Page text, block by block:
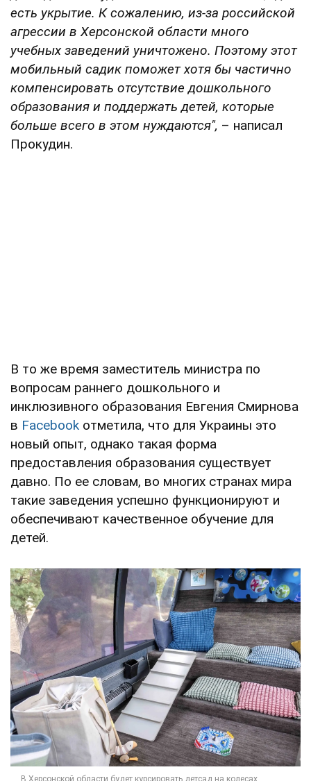
есть укрытие. К сожалению, из-за российской
агрессии в Херсонской области много
учебных заведений уничтожено. Поэтому этот
мобильный садик поможет хотя бы частично
компенсировать отсутствие дошкольного
образования и поддержать детей, которые
больше всего в этом нуждаются", – написал
Прокудин.
В то же время заместитель министра по
вопросам раннего дошкольного и
инклюзивного образования Евгения Смирнова
в Facebook отметила, что для Украины это
новый опыт, однако такая форма
предоставления образования существует
давно. По ее словам, во многих странах мира
такие заведения успешно функционируют и
обеспечивают качественное обучение для
детей.